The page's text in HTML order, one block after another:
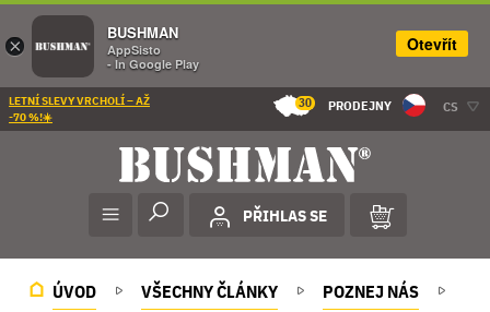
LETNÍ SLEVY VRCHOLÍ – AŽ
-70 %!☀️
30 PRODEJNY CS
PŘIHLAS SE
ÚVOD VŠECHNY ČLÁNKY
POZNEJ NÁS
×
BUSHMAN
AppSisto
- In Google Play
Otevřít